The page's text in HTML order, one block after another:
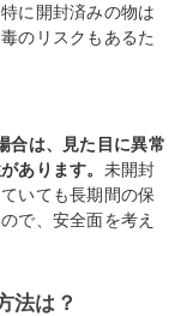
に開封済みの物は
のリスクもあるた
合は、見た目に異常
あります。 未開封
いても長期間の保
で、安全面を考え
法は？